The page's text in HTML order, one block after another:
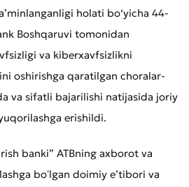
holati bo‘yicha 44-
Boshqaruvi tomonidan
va kiberxavfsizlikni
oshirishga qaratilgan choralar-
va sifatli bajarilishi natijasida joriy
erishildi.
banki” ATBning axborot va
boʻlgan doimiy eʼtibori va